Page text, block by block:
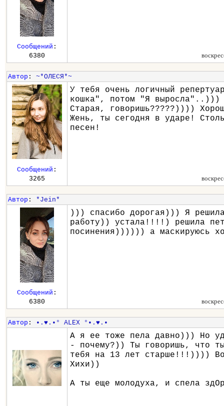
Сообщений :
6380
Автор : ~*ОЛЕСЯ*~
У тебя очень логичный
кошка", потом "Я выросла"..)))
Старая, говоришь?????))))
Жень, ты сегодня в ударе!
песен!
Сообщений :
3265
Автор : *Jein*
))) спасибо дорогая))) Я
работу)) устала!!!!) решила
посинения)))))) а маскируюсь
Сообщений :
6380
Автор : •.♥.•° ALEX °•.♥.•
А я ее тоже пела давно))) Но
- почему?)) Ты говоришь, что
тебя на 13 лет старше!!!))))
Хихи))
А ты еще молодуха, и спела